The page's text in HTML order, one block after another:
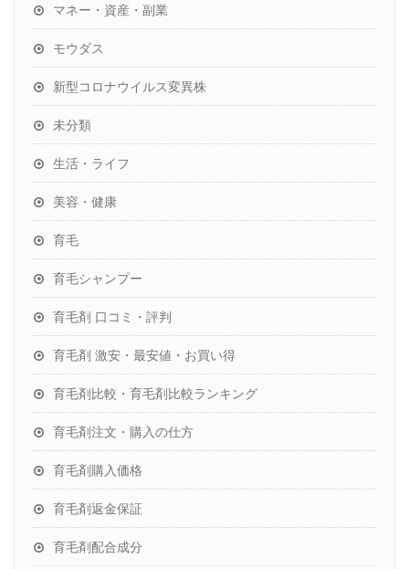
マネー・資産・副業
モウダス
新型コロナウイルス変異株
未分類
生活・ライフ
美容・健康
育毛
育毛シャンプー
育毛剤 口コミ・評判
育毛剤 激安・最安値・お買い得
育毛剤比較・育毛剤比較ランキング
育毛剤注文・購入の仕方
育毛剤購入価格
育毛剤返金保証
育毛剤配合成分